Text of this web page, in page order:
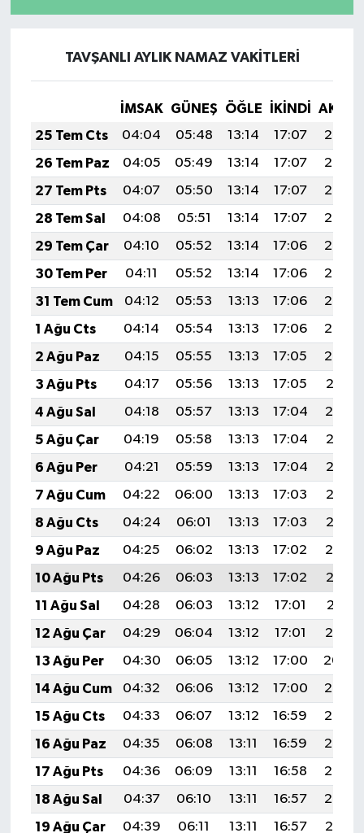
TAVŞANLI AYLIK NAMAZ VAKITLERI
İMSAK GÜNEŞ ÖĞLE İKINDI
25 Tem Cts
04:04 05:48 13:14 17:07
20:29
26 Tem Paz
04:05 05:49 13:14 17:07
20:28
27 Tem Pts
04:07 05:50 13:14 17:07
20:27
28 Tem Sal
04:08 05:51 13:14 17:07
20:27
29 Tem Çar
04:10 05:52 13:14 17:06
20:26
30 Tem Per
04:11 05:52 13:14 17:06
20:25
31 Tem Cum
04:12 05:53 13:13 17:06
20:24
1 Ağu Cts
04:14 05:54 13:13 17:06
20:23
2 Ağu Paz
04:15 05:55 13:13 17:05
20:22
3 Ağu Pts
04:17 05:56 13:13 17:05
20:21
4 Ağu Sal
04:18 05:57 13:13 17:04
20:19
5 Ağu Çar
04:19 05:58 13:13 17:04
20:18
6 Ağu Per
04:21 05:59 13:13 17:04
20:17
7 Ağu Cum
04:22 06:00 13:13 17:03
20:16
8 Ağu Cts
04:24 06:01 13:13 17:03
20:15
9 Ağu Paz
04:25 06:02 13:13 17:02
20:14
10 Ağu Pts
04:26 06:03 13:13 17:02
20:13
11 Ağu Sal
04:28 06:03 13:12 17:01
20:11
12 Ağu Çar
04:29 06:04 13:12 17:01
20:10
13 Ağu Per
04:30 06:05 13:12 17:00
20:09
14 Ağu Cum
04:32 06:06 13:12 17:00
20:07
15 Ağu Cts
04:33 06:07 13:12 16:59
20:06
16 Ağu Paz
04:35 06:08 13:11 16:59
20:05
17 Ağu Pts
04:36 06:09 13:11 16:58
20:03
18 Ağu Sal
04:37 06:10 13:11 16:57
20:02
19 Ağu Çar
04:39 06:11 13:11 16:57
20:01